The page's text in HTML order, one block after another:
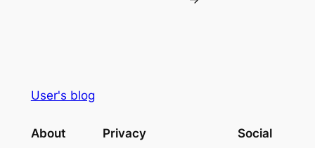
User's blog
About Privacy Social